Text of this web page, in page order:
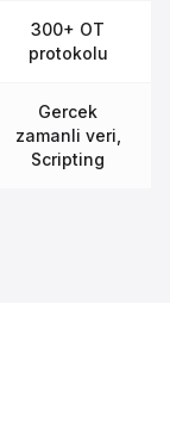
300+ OT
protokolu
Gercek
zamanli veri,
Scripting